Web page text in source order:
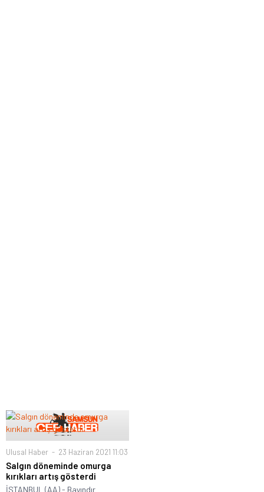
Ulusal Haber 23 Haziran 2021 11:03
Salgın döneminde omurga
kırıkları artış gösterdi
İSTANBUL (AA) - Bayındır